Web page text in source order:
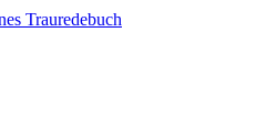
Trauredebuch